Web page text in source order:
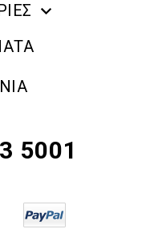
UP
ΠΡΟΪΟΝΤΩΝ
5001